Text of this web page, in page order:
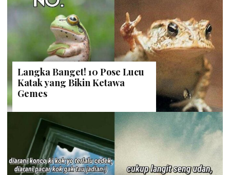
Langka Banget! 10 Pose Lucu
Katak yang Bikin Ketawa
Gemes